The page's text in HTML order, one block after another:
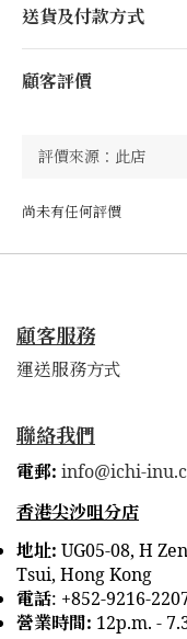
送貨及付款方式
顧客評價
尚未有任何評價
顧客服務
運送服務方式
聯絡我們
電郵: info@ichi-
香港尖沙咀分店
地址: UG05-08, H
Tsui, Hong Kong
電話: +852-9216-
營業時間: 12p.m. -